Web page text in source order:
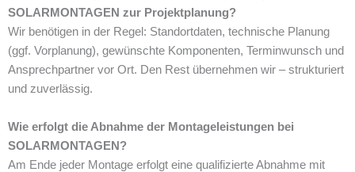
SOLARMONTAGEN zur Projektplanung?
Wir benötigen in der Regel: Standortdaten, technische Planung
(ggf. Vorplanung), gewünschte Komponenten, Terminwunsch und
Ansprechpartner vor Ort. Den Rest übernehmen wir – strukturiert
und zuverlässig.
Wie erfolgt die Abnahme der Montageleistungen bei
SOLARMONTAGEN?
Am Ende jeder Montage erfolgt eine qualifizierte Abnahme mit